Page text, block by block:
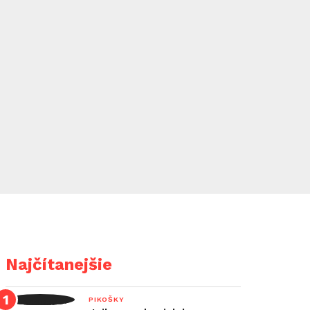
Najčítanejšie
PIKOŠKY